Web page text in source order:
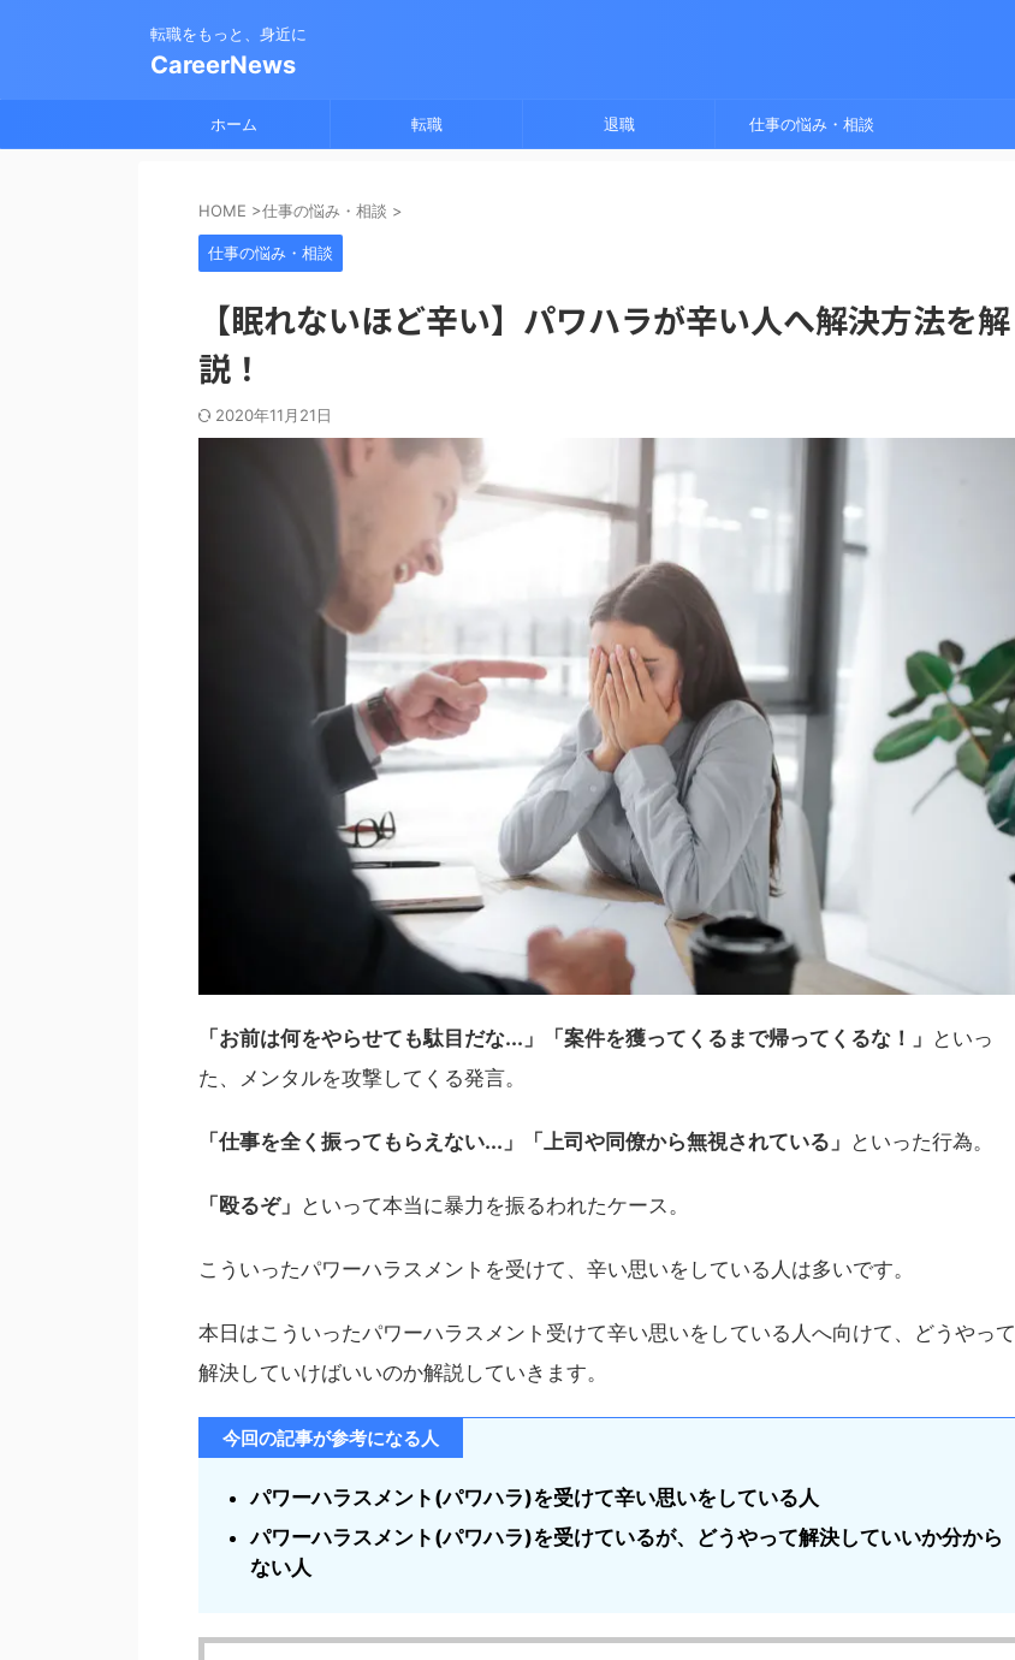
転職をもっと、身近に
CareerNews
ホーム 転職 退職 仕事の悩み・相談
HOME >仕事の悩み・相談 >
仕事の悩み・相談
【眠れないほど辛い】パワハラが辛い人へ解決方法を解
説！
2020年11月21日
「お前は何をやらせても駄目だな...」 「案件を獲ってくるまで帰ってくるな！」 といっ
た、メンタルを攻撃してくる発言。
「仕事を全く振ってもらえない...」 「上司や同僚から無視されている」 といった行為。
「殴るぞ」 といって本当に暴力を振るわれたケース。
こういったパワーハラスメントを受けて、辛い思いをしている人は多いです。
本日はこういったパワーハラスメント受けて辛い思いをしている人へ向けて、どうやって
解決していけばいいのか解説していきます。
今回の記事が参考になる人
パワーハラスメント(パワハラ)を受けて辛い思いをしている人
パワーハラスメント(パワハラ)を受けているが、どうやって解決していいか分から
ない人